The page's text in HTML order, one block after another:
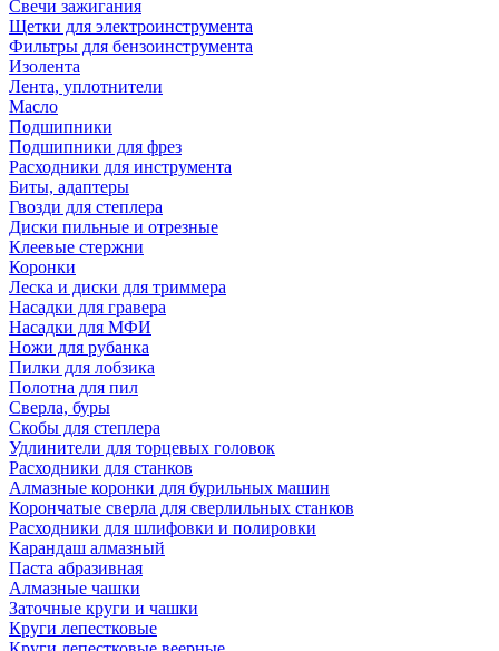
Свечи зажигания
Щетки для электроинструмента
Фильтры для бензоинструмента
Изолента
Лента, уплотнители
Масло
Подшипники
Подшипники для фрез
Расходники для инструмента
Биты, адаптеры
Гвозди для степлера
Диски пильные и отрезные
Клеевые стержни
Коронки
Леска и диски для триммера
Насадки для гравера
Насадки для МФИ
Ножи для рубанка
Пилки для лобзика
Полотна для пил
Сверла, буры
Скобы для степлера
Удлинители для торцевых головок
Расходники для станков
Алмазные коронки для бурильных машин
Корончатые сверла для сверлильных станков
Расходники для шлифовки и полировки
Карандаш алмазный
Паста абразивная
Алмазные чашки
Заточные круги и чашки
Круги лепестковые